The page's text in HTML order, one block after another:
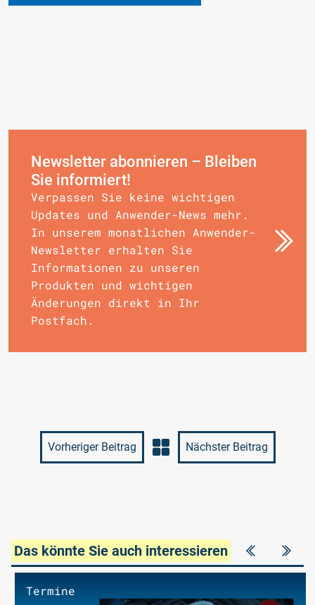
Newsletter abonnieren – Bleiben
Sie informiert!
Verpassen Sie keine wichtigen
Updates und Anwender-News mehr.
In unserem monatlichen Anwender-
Newsletter erhalten Sie
Informationen zu unseren
Produkten und wichtigen
Änderungen direkt in Ihr
Postfach.
Vorheriger Beitrag Nächster Beitrag
Das könnte Sie auch interessieren
Termine